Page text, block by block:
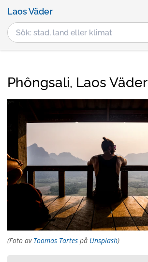
Laos Väder
Phôngsali, Laos Väder
(Foto av Toomas Tartes på Unsplash)